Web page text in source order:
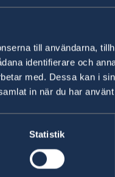
till användarna,
identifierare och
med. Dessa kan i
in när du har
Statistik
mening
när det gäller
har rätt att ha
i Sverige
bindande